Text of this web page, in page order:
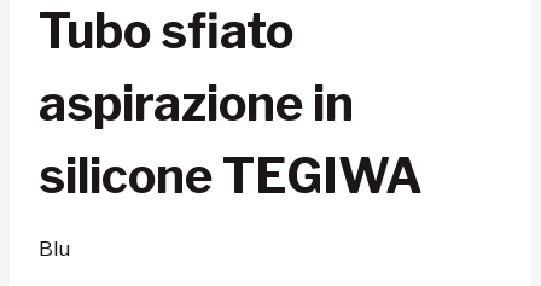
Tubo sfiato
aspirazione in
silicone TEGIWA
Blu